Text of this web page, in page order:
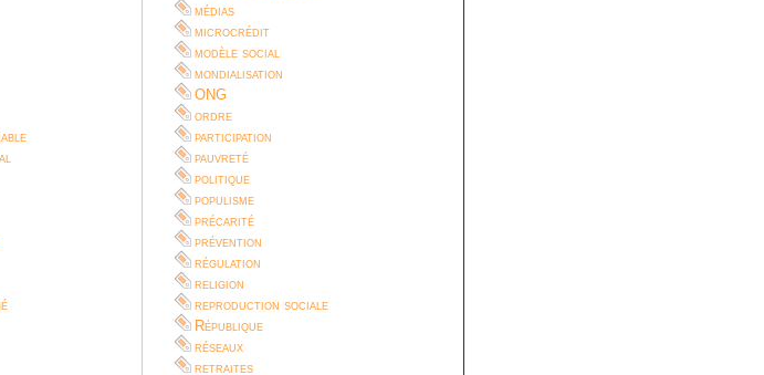
médias
microcrédit
modèle social
mondialisation
ONG
ordre
participation
pauvreté
politique
populisme
précarité
prévention
régulation
religion
reproduction sociale
République
réseaux
retraites